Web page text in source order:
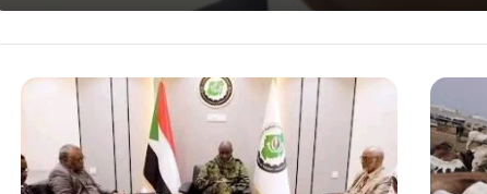
*التجارة البرية بين السودان ومصر: تشوهات هيكلية في التبادل التجاري وآثارها على ميزان المدفوعات والاستقرار النقدي*